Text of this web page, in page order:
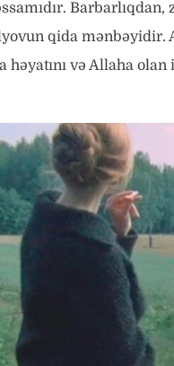
qida mənbəyidir.
və Allaha olan